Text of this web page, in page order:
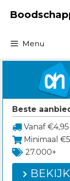
naar
Menu
Beste
Vanaf €4,95
Minimaal
27.000+